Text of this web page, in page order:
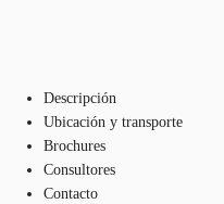
Descripción
Ubicación y transporte
Brochures
Consultores
Contacto